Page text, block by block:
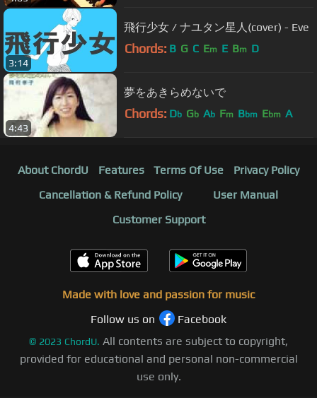
3:14
飛行少女 / ナユタン星人(cover) - Eve
Chords: B G C Em E Bm D
4:43
夢をあきらめないで
Chords: Db Gb Ab Fm Bbm Ebm A
About ChordU Features Terms Of Use
Privacy Policy
Cancellation & Refund Policy
User Manual
Customer Support
Made with love and passion for music
Follow us on
Facebook
© 2023 ChordU. All contents are subject to copyright,
provided for educational and personal non-commercial
use only.